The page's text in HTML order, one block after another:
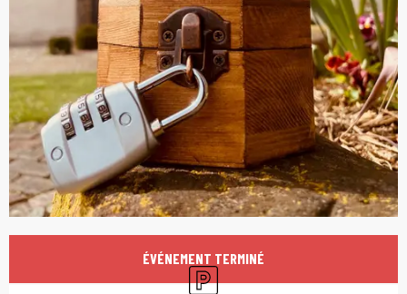
Ouverture et
ÉVÉNEMENT TERMINÉ
Parking